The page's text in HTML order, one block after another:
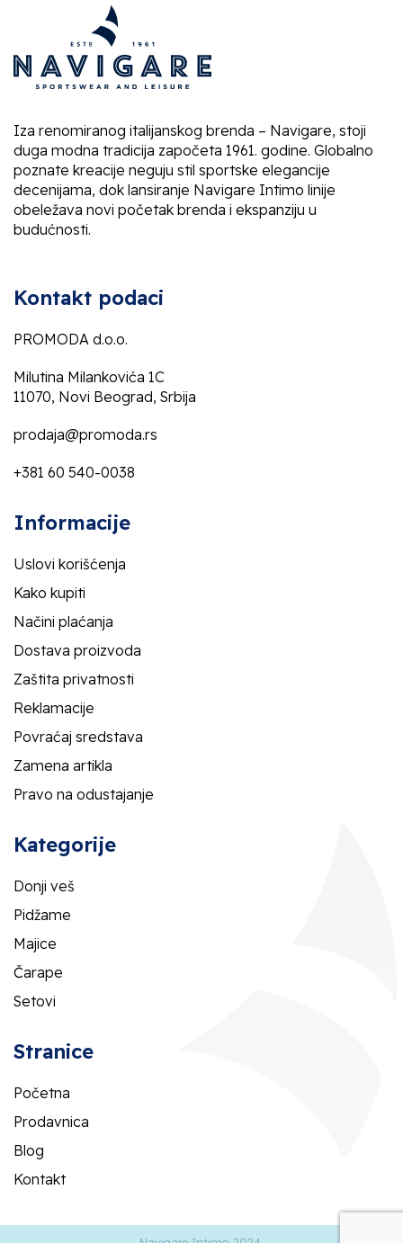
Iza renomiranog italijanskog brenda – Navigare, stoji
duga modna tradicija započeta 1961. godine. Globalno
poznate kreacije neguju stil sportske elegancije
decenijama, dok lansiranje Navigare Intimo linije
obeležava novi početak brenda i ekspanziju u
budućnosti.
Kontakt podaci
PROMODA d.o.o.
Milutina Milankovića 1C
11070, Novi Beograd, Srbija
prodaja@promoda.rs
+381 60 540-0038
Informacije
Uslovi korišćenja
Kako kupiti
Načini plaćanja
Dostava proizvoda
Zaštita privatnosti
Reklamacije
Povraćaj sredstava
Zamena artikla
Pravo na odustajanje
Kategorije
Donji veš
Pidžame
Majice
Čarape
Setovi
Stranice
Početna
Prodavnica
Blog
Kontakt